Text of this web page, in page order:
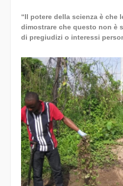
“Il potere della scienza è che
dimostrare che questo non è
di pregiudizi o interessi